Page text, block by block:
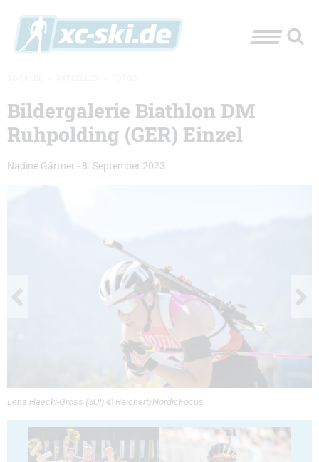
Bildergalerie Biathlon DM
Ruhpolding (GER) Einzel
Nadine Gärtner - 8. September 2023
Lena Haecki-Gross (SUI) © Reichert/NordicFocus